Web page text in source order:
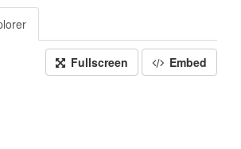
Fullscreen Embed